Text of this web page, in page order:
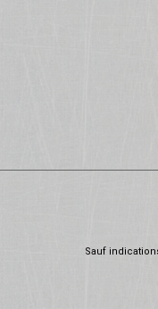
Sauf